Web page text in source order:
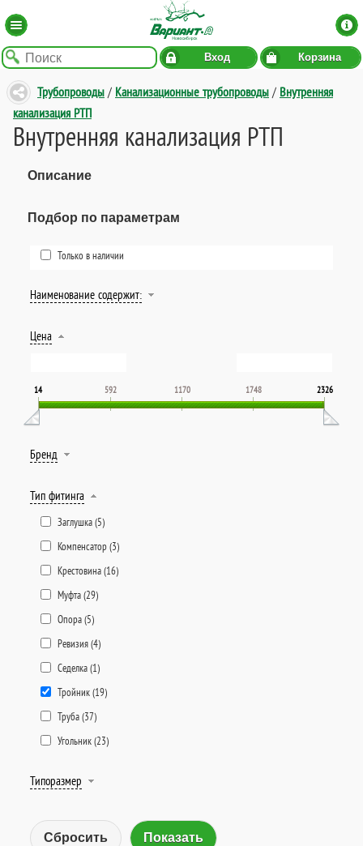
Вход Корзина
Трубопроводы / Канализационные трубопроводы / Внутренняя
канализация РТП
Внутренняя канализация РТП
Описание
Подбор по параметрам
Только в наличии
Наименование содержит:
Цена
14 592 1170 1748 2326
Бренд
Тип фитинга
Заглушка (5)
Компенсатор (3)
Крестовина (16)
Муфта (29)
Опора (5)
Ревизия (4)
Седелка (1)
Тройник (19)
Труба (37)
Угольник (23)
Типоразмер
Сбросить